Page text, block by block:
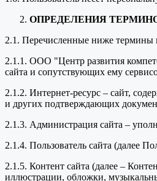
ОПРЕДЕЛЕНИЯ
2.1. Перечисленные ниже термины
2.1.1. ООО "Центр развития
сайта и сопутствующих ему
2.1.2. Интернет-ресурс – сайт,
и других подтверждающих
2.1.3. Администрация сайта –
2.1.4. Пользователь сайта (далее
2.1.5. Контент сайта (далее –
иллюстрации, обложки,